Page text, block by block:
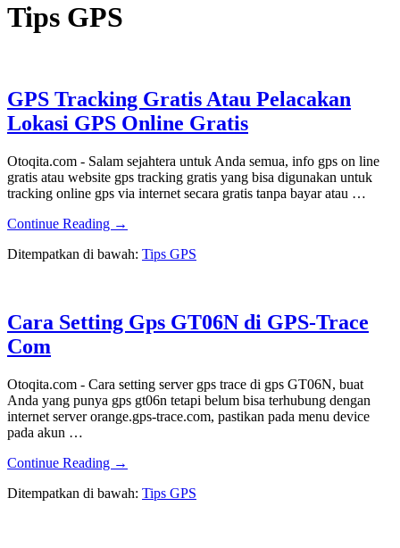
Tips GPS
GPS Tracking Gratis Atau Pelacakan
Lokasi GPS Online Gratis
Otoqita.com - Salam sejahtera untuk Anda semua, info gps on line
gratis atau website gps tracking gratis yang bisa digunakan untuk
tracking online gps via internet secara gratis tanpa bayar atau …
Continue Reading about
Tracking
Lokasi
GPS
→
Ditempatkan di bawah: Tips GPS
Cara Setting Gps GT06N di GPS-Trace
Com
Otoqita.com - Cara setting server gps trace di gps GT06N, buat
Anda yang punya gps gt06n tetapi belum bisa terhubung dengan
internet server orange.gps-trace.com, pastikan pada menu device
pada akun …
Continue Reading about
Setting
→
Ditempatkan di bawah: Tips GPS